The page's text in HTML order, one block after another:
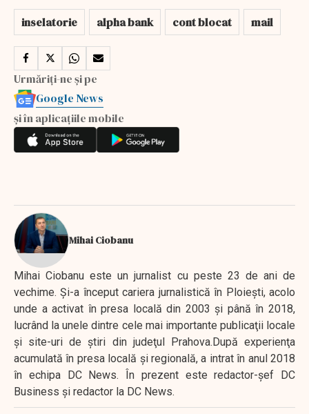
inselatorie alpha bank cont blocat mail
Urmăriți-ne și pe
Google News
și în aplicațiile mobile
Mihai Ciobanu
Mihai Ciobanu este un jurnalist cu peste 23 de ani de
vechime. Şi-a început cariera jurnalistică în Ploieşti, acolo
unde a activat în presa locală din 2003 şi până în 2018,
lucrând la unele dintre cele mai importante publicaţii locale
şi site-uri de ştiri din judeţul Prahova.După experienţa
acumulată în presa locală şi regională, a intrat în anul 2018
în echipa DC News. În prezent este redactor-şef DC
Business şi redactor la DC News.